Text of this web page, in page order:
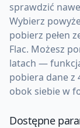
sprawdzić
Wybierz
pobierz pełen
Flac. Możesz
latach —
pobiera dane z
obok siebie w
Dostępne